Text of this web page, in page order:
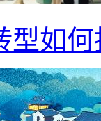
型如